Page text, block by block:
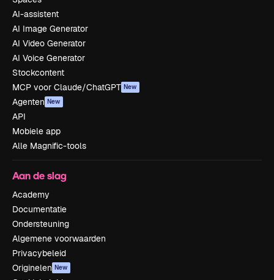
AI-assistent
AI Image Generator
AI Video Generator
AI Voice Generator
Stockcontent
MCP voor Claude/ChatGPT New
Agenten New
API
Mobiele app
Alle Magnific-tools
Aan de slag
Academy
Documentatie
Ondersteuning
Algemene voorwaarden
Privacybeleid
Originelen New